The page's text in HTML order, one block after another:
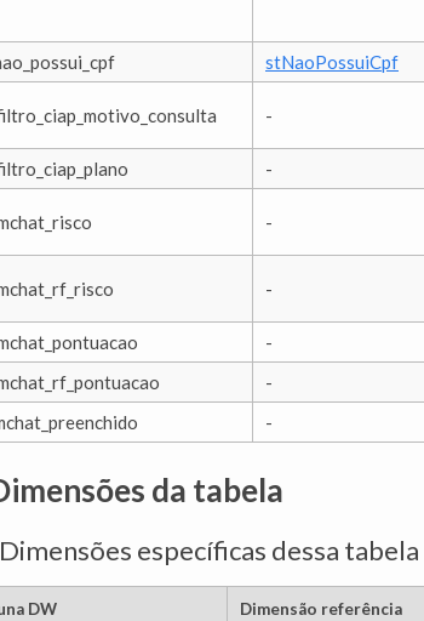
stNaoPossuiCpf
-
-
-
-
-
-
-
da tabela
específicas dessa tabela
DW Dimensão referência